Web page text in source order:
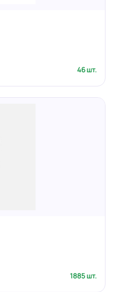
46 шт.
1885 шт.